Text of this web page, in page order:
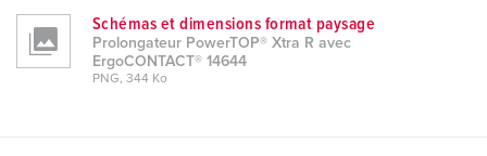
Schémas et dimensions format paysage
Prolongateur PowerTOP® Xtra R avec
ErgoCONTACT® 14644
PNG, 344 Ko